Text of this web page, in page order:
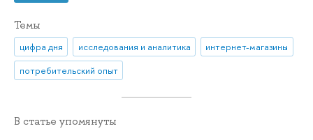
Темы
цифра дня исследования и аналитика
интернет-магазины
потребительский опыт
В статье упомянуты